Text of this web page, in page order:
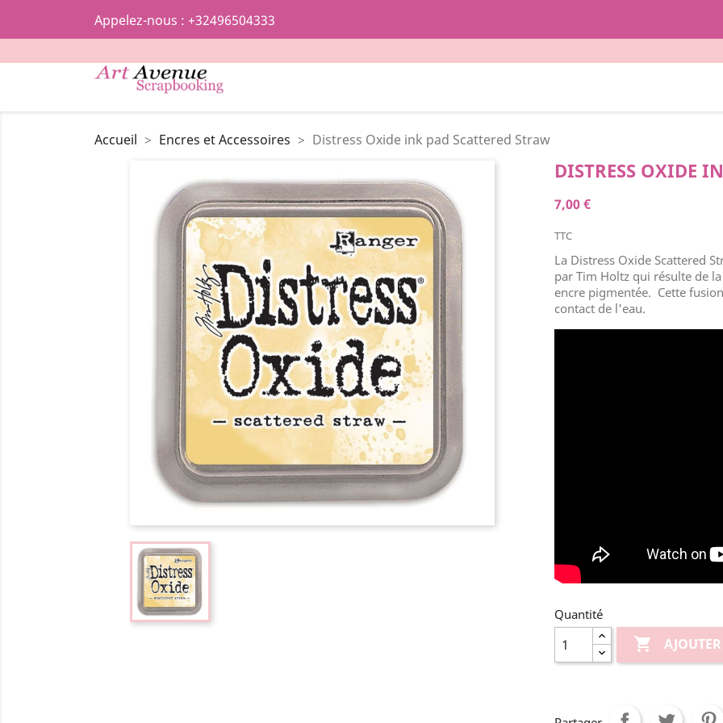
Appelez-nous : +32496504333
Accueil Encres et Accessoires Distress Oxide ink pad Scattered Straw
DISTRESS OXIDE
7,00 €
TTC
La Distress Oxide Scattered
par Tim Holtz qui résulte de
encre pigmentée. Cette
contact de l'eau.
Quantité
